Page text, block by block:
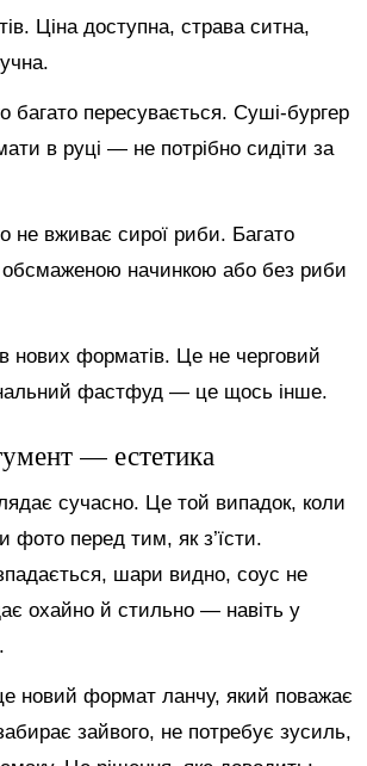
Ціна доступна, страва ситна,
багато пересувається. Суші-бургер
в руці — не потрібно сидіти за
не вживає сирої риби. Багато
обсмаженою начинкою або без риби
нових форматів. Це не черговий
фастфуд — це щось інше.
— естетика
сучасно. Це той випадок, коли
фото перед тим, як з’їсти.
шари видно, соус не
охайно й стильно — навіть у
новий формат ланчу, який поважає
зайвого, не потребує зусиль,